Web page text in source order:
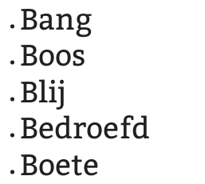
Bang
Boos
Blij
Bedroefd
Boete